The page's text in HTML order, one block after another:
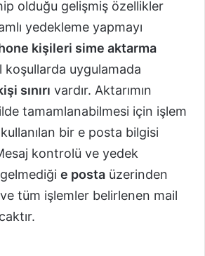
olduğu gelişmiş özellikler
yedekleme yapmayı
kişileri sime aktarma
uygulamada
sınırı vardır. Aktarımın
tamamlanabilmesi için işlem
bir e posta bilgisi
kontrolü ve yedek
e posta üzerinden
tüm işlemler belirlenen mail